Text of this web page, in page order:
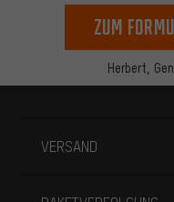
Herbert,
zum
VERSAND